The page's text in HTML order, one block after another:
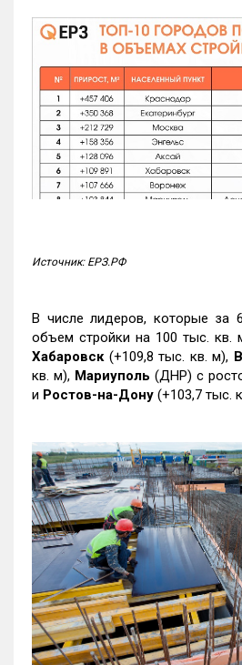
Источник: ЕРЗ.РФ
В числе лидеров, которые за
объем стройки на 100 тыс. кв.
Хабаровск (+109,8 тыс. кв. м),
кв. м), Мариуполь (ДНР) с
и Ростов-на-Дону (+103,7 тыс.